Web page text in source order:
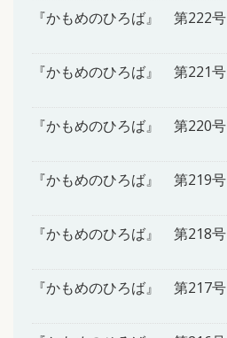
『かもめのひろば』 第222号
『かもめのひろば』 第221号
『かもめのひろば』 第220号
『かもめのひろば』 第219号
『かもめのひろば』 第218号
『かもめのひろば』 第217号